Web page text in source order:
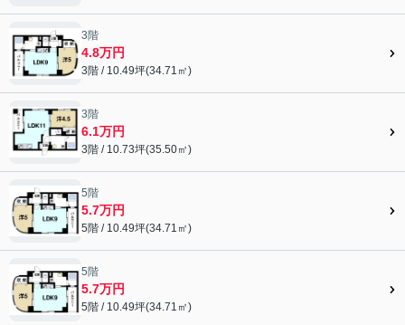
3階
4.8万円
3階 / 10.49坪(34.71㎡)
3階
6.1万円
3階 / 10.73坪(35.50㎡)
5階
5.7万円
5階 / 10.49坪(34.71㎡)
5階
5.7万円
5階 / 10.49坪(34.71㎡)